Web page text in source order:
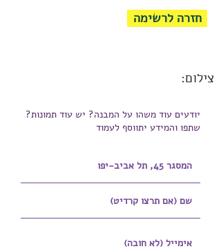
חזרה לרשימה
צילום:
יודעים עוד משהו על המבנה? יש עוד תמונות?
שתפו והמידע יתווסף לעמוד